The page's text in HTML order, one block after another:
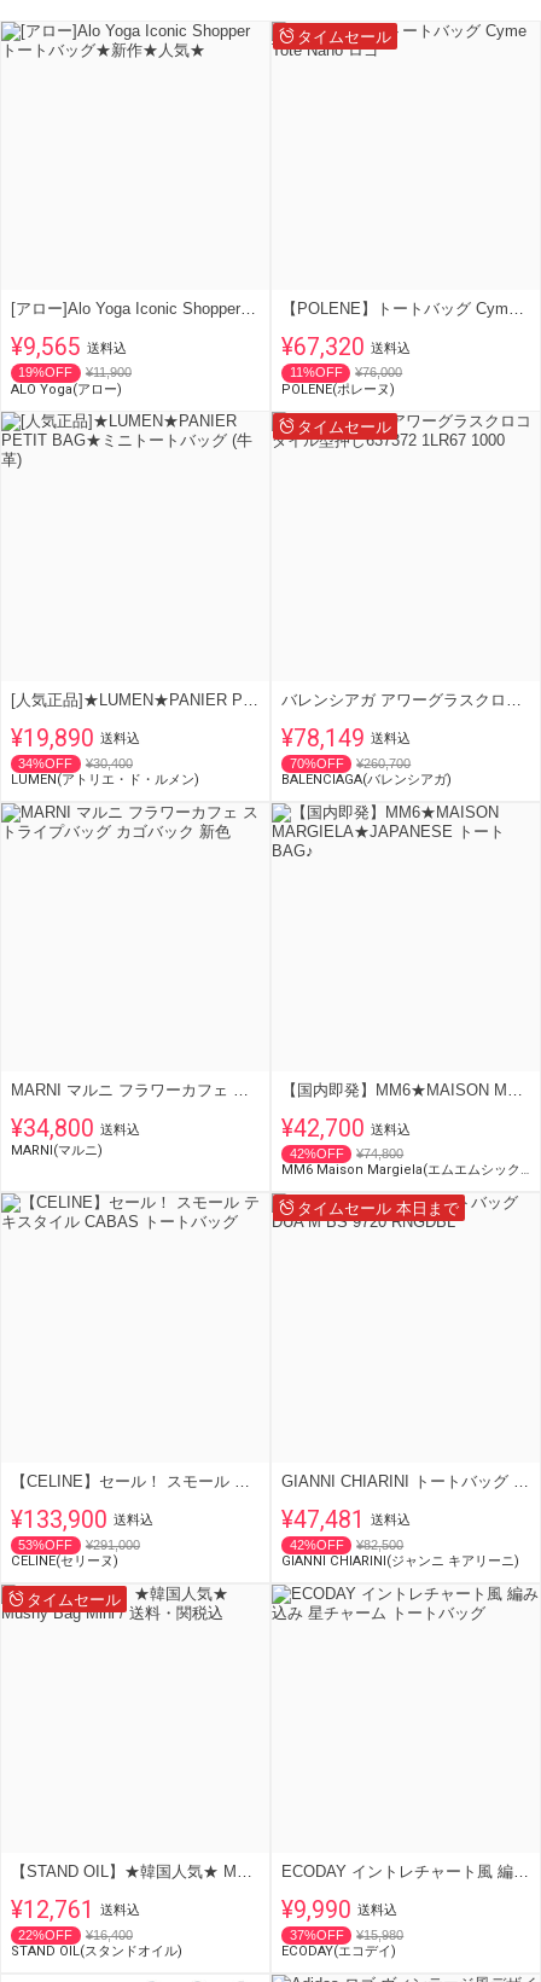
[アロー]Alo Yoga Iconic Shopper トートバッグ★新作★人気★
¥9,565 送料込
19%OFF
¥11,900
ALO Yoga(アロー)
タイムセール
【POLENE】トートバッグ Cyme Tote Nano ロゴ
¥67,320 送料込
11%OFF
¥76,000
POLENE(ポレーヌ)
¥19,890 送料込
34%OFF
¥30,400
LUMEN(アトリエ・ド・ルメン)
タイムセール
¥78,149 送料込
70%OFF
¥260,700
BALENCIAGA(バレンシアガ)
MARNI マルニ フラワーカフェ ストライプバッグ カゴバック 新色
¥34,800 送料込
MARNI(マルニ)
【国内即発】MM6★MAISON MARGIELA★JAPANESE トートBAG♪
¥42,700 送料込
42%OFF
¥74,800
MM6 Maison Margiela(エムエムシックス)
¥133,900 送料込
53%OFF
¥291,000
CELINE(セリーヌ)
タイムセール 本日まで
¥47,481
送料込
42%OFF
¥82,500
GIANNI CHIARINI(ジャンニ キアリーニ)
タイムセール
【STAND OIL】★韓国人気★ Mushy Bag Mini / 送料・関税込
¥12,761
送料込
22%OFF
¥16,400
STAND OIL(スタンドオイル)
ECODAY イントレチャート風 編み込み 星チャーム トートバッグ
¥9,990 送料込
37%OFF
¥15,980
ECODAY(エコデイ)